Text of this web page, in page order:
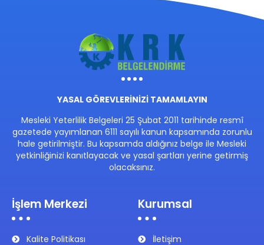
YASAL GÖREVLERİNİZİ TAMAMLAYIN
Mesleki Yeterlilik Belgeleri 25 Şubat 2011 tarihinde resmî
gazetede yayımlanan 6111 sayılı kanun kapsamında zorunlu
hale getirilmiştir. Bu kapsamda aldığınız belge ile Mesleki
yetkinliğinizi kanıtlayacak ve yasal şartları yerine getirmiş
olacaksınız.
İşlem Merkezi
Kalite Politikası
Kurumsal
İletişim